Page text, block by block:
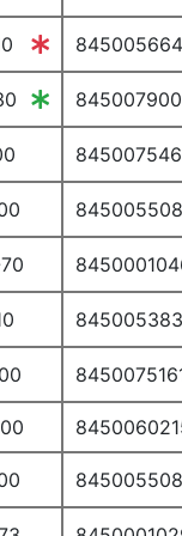
115110. Головка блока цилиндров (H4M)
115120. Комплект прокладок головки цилиндров (H4M)
115220. Головка блока цилиндров (Р4М)(деталировка)
115310. Головка блока цилиндов в сборе (Р4Р)
116210. Крышка головки блока цилиндров (P4M,P4P)
клапаны (Р4М)